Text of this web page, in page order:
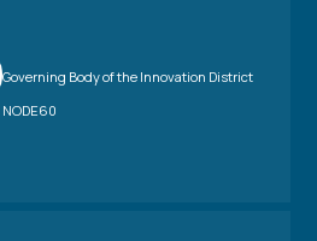
Governing Body of the Innovation District
NODE60